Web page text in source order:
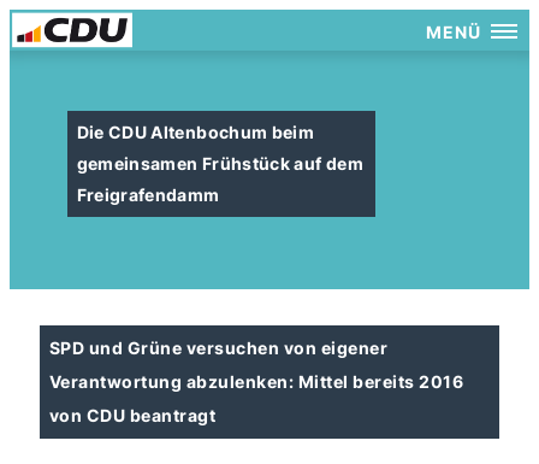
MENÜ
Die CDU Altenbochum beim
gemeinsamen Frühstück auf dem
Freigrafendamm
SPD und Grüne versuchen von eigener
Verantwortung abzulenken: Mittel bereits 2016
von CDU beantragt